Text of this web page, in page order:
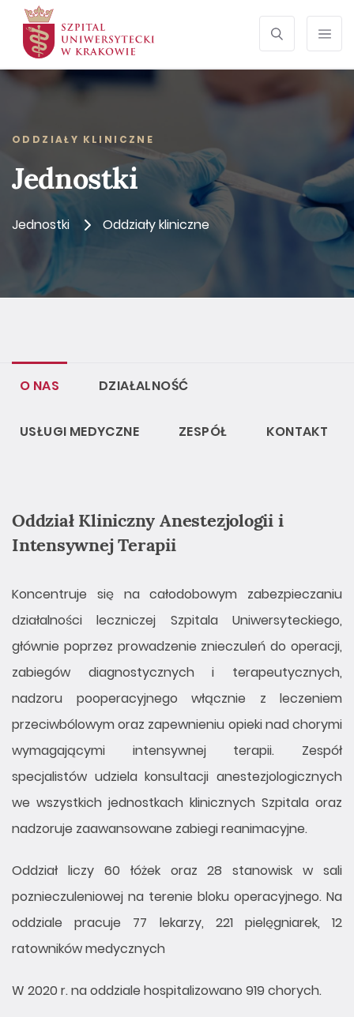
Otwórz
SZUKAJ
ODDZIAŁY KLINICZNE
Jednostki
Jednostki Oddziały kliniczne
O NAS DZIAŁALNOŚĆ
USŁUGI MEDYCZNE ZESPÓŁ KONTAKT
Oddział Kliniczny Anestezjologii i
Intensywnej Terapii
Koncentruje się na całodobowym zabezpieczaniu
działalności leczniczej Szpitala Uniwersyteckiego,
głównie poprzez prowadzenie znieczuleń do operacji,
zabiegów diagnostycznych i terapeutycznych,
nadzoru pooperacyjnego włącznie z leczeniem
przeciwbólowym oraz zapewnieniu opieki nad chorymi
wymagającymi intensywnej terapii. Zespół
specjalistów udziela konsultacji anestezjologicznych
we wszystkich jednostkach klinicznych Szpitala oraz
nadzoruje zaawansowane zabiegi reanimacyjne.
Oddział liczy 60 łóżek oraz 28 stanowisk w sali
poznieczuleniowej na terenie bloku operacyjnego. Na
oddziale pracuje 77 lekarzy, 221 pielęgniarek, 12
ratowników medycznych
W 2020 r. na oddziale hospitalizowano 919 chorych.